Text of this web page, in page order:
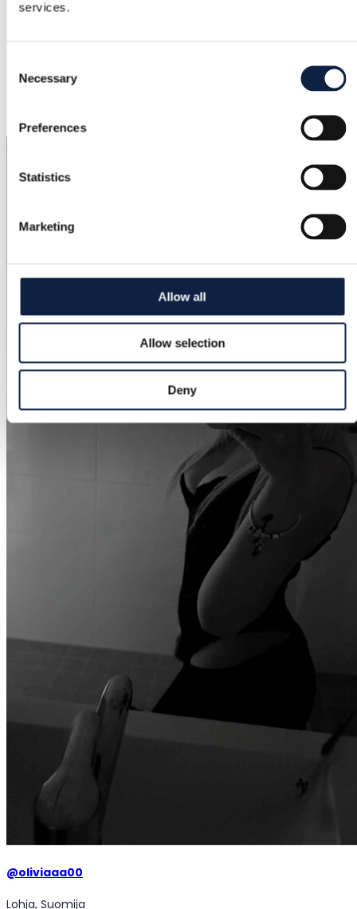
services.
Selection
Necessary
Preferences
Statistics
Marketing
Allow all
Allow selection
Deny
–
Pridėta
@oliviaaa00
Lohja, Suomija